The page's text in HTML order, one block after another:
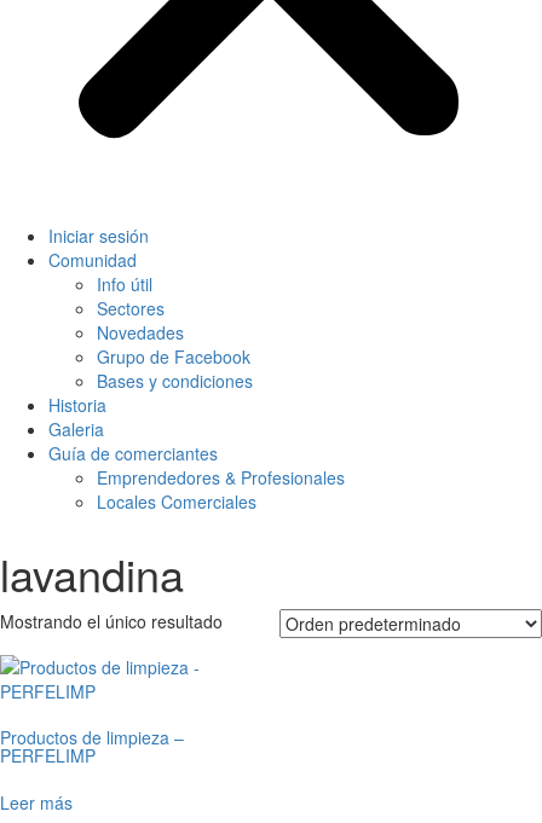
Iniciar sesión
Comunidad
Info útil
Sectores
Novedades
Grupo de Facebook
Bases y condiciones
Historia
Galeria
Guía de comerciantes
Emprendedores & Profesionales
Locales Comerciales
lavandina
Mostrando el único resultado
Productos de limpieza –
PERFELIMP
Leer más